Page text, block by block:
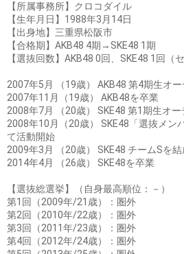
【所属事務所】クロコダイル
【生年月日】1988年3月14日
【出身地】三重県松阪市
【合格期】AKB48 4期→SKE48 1期
【選抜回数】AKB48 0回、SKE48 1回（
2007年5月 （19歳） AKB48 第4期生オ
2007年11月（19歳） AKB48を卒業
2008年7月 （20歳） SKE48 第1期生オ
2008年10月（20歳） SKE48「選抜メン
て活動開始
2009年3月 （20歳） SKE48 チームSを結
2014年4月 （26歳） SKE48を卒業
【選抜総選挙】（自身最高順位：－）
第1回（2009年/21歳）：圏外
第2回（2010年/22歳）：圏外
第3回（2011年/23歳）：圏外
第4回（2012年/24歳）：圏外